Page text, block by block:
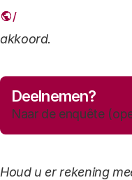
deelneemt aan ons
akkoord.
Deelnemen?
Naar de enquête
Houd u er rekening